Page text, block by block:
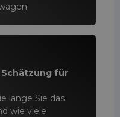
Schätzung für
lange Sie das
wie viele